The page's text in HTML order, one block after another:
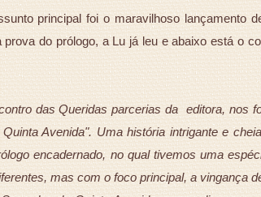
principal foi o maravilhoso lançamento
prova do prólogo, a Lu já leu e abaixo está o
das Queridas parcerias da editora, nos
Avenida". Uma história intrigante e
encadernado, no qual tivemos uma
mas com o foco principal, a vingança